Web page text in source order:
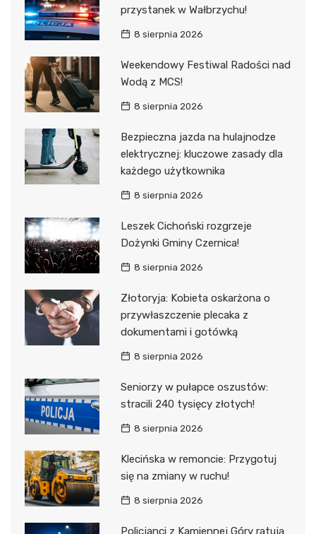
przystanek w Wałbrzychu!
8 sierpnia 2026
Weekendowy Festiwal Radości nad
Wodą z MCS!
8 sierpnia 2026
Bezpieczna jazda na hulajnodze
elektrycznej: kluczowe zasady dla
każdego użytkownika
8 sierpnia 2026
Leszek Cichoński rozgrzeje
Dożynki Gminy Czernica!
8 sierpnia 2026
Złotoryja: Kobieta oskarżona o
przywłaszczenie plecaka z
dokumentami i gotówką
8 sierpnia 2026
Seniorzy w pułapce oszustów:
stracili 240 tysięcy złotych!
8 sierpnia 2026
Klecińska w remoncie: Przygotuj
się na zmiany w ruchu!
8 sierpnia 2026
Policjanci z Kamiennej Góry ratują